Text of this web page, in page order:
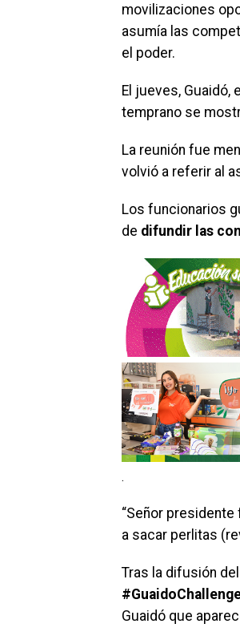
movilizaciones
asumía las
el poder.
El jueves, Guaidó,
temprano se
La reunión fue
volvió a referir al
Los funcionarios
de difundir las
.
“Señor
a sacar perlitas
Tras la difusión
Guaidó que